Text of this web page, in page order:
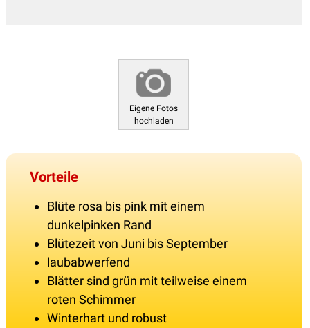
Eigene Fotos
hochladen
Vorteile
Blüte rosa bis pink mit einem
dunkelpinken Rand
Blütezeit von Juni bis September
laubabwerfend
Blätter sind grün mit teilweise einem
roten Schimmer
Winterhart und robust